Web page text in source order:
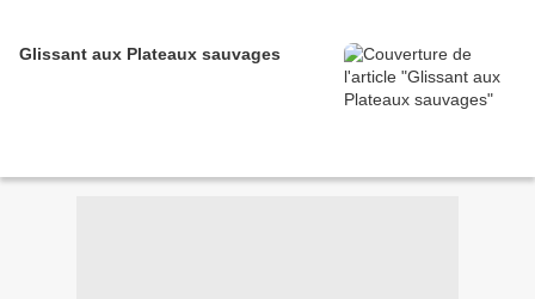
Glissant aux Plateaux sauvages